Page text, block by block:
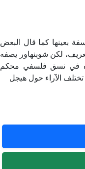
بعينها كما قال البعض
لكن شوبنهاور يصفه
في نسق فلسفي محكم
تختلف الآراء حول هيجل